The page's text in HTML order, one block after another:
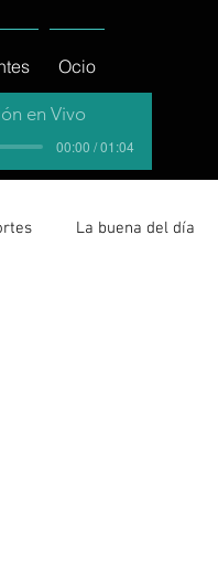
Ocio
en Vivo
00:00 / 01:04
La buena del día